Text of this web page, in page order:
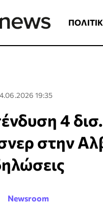
19:35
4
στην
Newsroom